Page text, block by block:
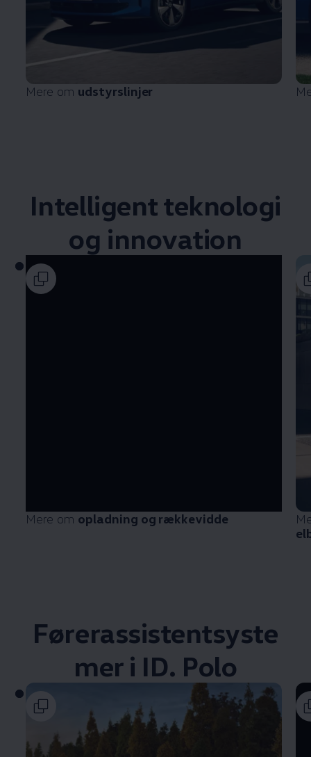
Mere om udstyrslinjer
Intelligent teknologi
og innovation
Mere om opladning og rækkevidde
Førerassistentsyste
mer i ID. Polo